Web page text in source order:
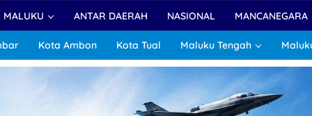
MALUKU ANTAR DAERAH NASIONAL MANCANEGARA
Kota Ambon Kota Tual Maluku Tengah